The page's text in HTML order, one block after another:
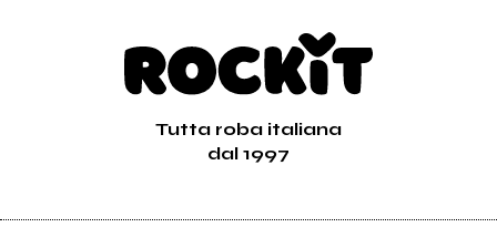
Tutta roba italiana
dal 1997